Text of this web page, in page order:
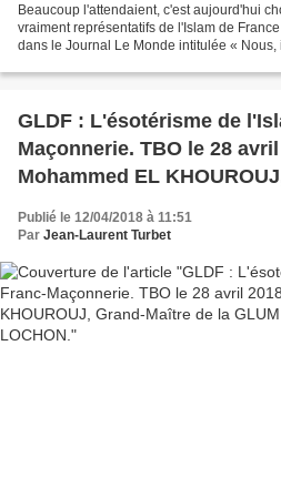
Beaucoup l'attendaient, c'est aujourd'hui
vraiment représentatifs de l'Islam de
dans le Journal Le Monde intitulée « Nous,
GLDF : L'ésotérisme de
Maçonnerie. TBO le 28
Mohammed EL
Publié le 12/04/2018 à 11:51
Par Jean-Laurent Turbet